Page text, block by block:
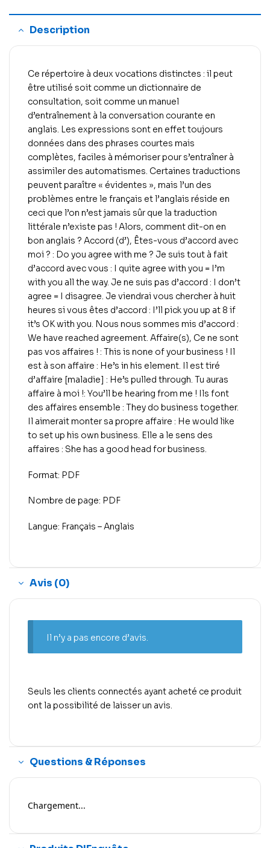
Description
Ce répertoire à deux vocations distinctes : il peut
être utilisé soit comme un dictionnaire de
consultation, soit comme un manuel
d’entraînement à la conversation courante en
anglais. Les expressions sont en effet toujours
données dans des phrases courtes mais
complètes, faciles à mémoriser pour s’entraîner à
assimiler des automatismes. Certaines traductions
peuvent paraître « évidentes », mais l’un des
problèmes entre le français et l’anglais réside en
ceci que l’on n’est jamais sûr que la traduction
littérale n’existe pas ! Alors, comment dit-on en
bon anglais ? Accord (d’), Êtes-vous d’accord avec
moi ? : Do you agree with me ? Je suis tout à fait
d’accord avec vous : I quite agree with you = I’m
with you all the way. Je ne suis pas d’accord : I don’t
agree = I disagree. Je viendrai vous chercher à huit
heures si vous êtes d’accord : I’ll pick you up at 8 if
it’s OK with you. Nous nous sommes mis d’accord :
We have reached agreement. Affaire(s), Ce ne sont
pas vos affaires ! : This is none of your business ! Il
est à son affaire : He’s in his element. Il est tiré
d’affaire [maladie] : He’s pulled through. Tu auras
affaire à moi !: You’ll be hearing from me ! Ils font
des affaires ensemble : They do business together.
Il aimerait monter sa propre affaire : He would like
to set up his own business. Elle a le sens des
affaires : She has a good head for business.
Format: PDF
Nombre de page: PDF
Langue: Français – Anglais
Avis (0)
Il n’y a pas encore d’avis.
Seuls les clients connectés ayant acheté ce produit
ont la possibilité de laisser un avis.
Questions & Réponses
Chargement...